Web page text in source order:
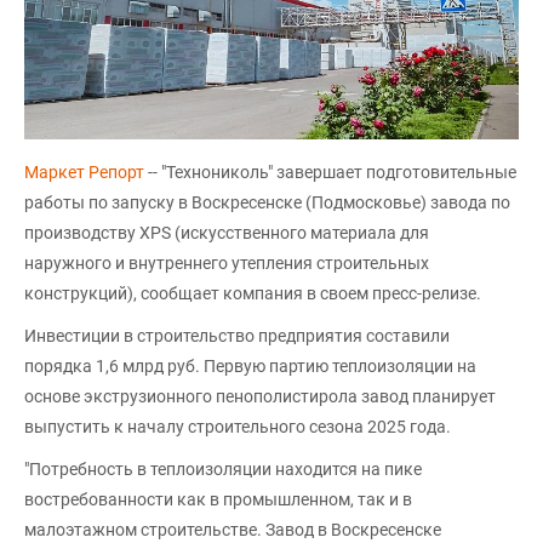
Маркет Репорт-- "Технониколь" завершает подготовительные
работы по запуску в Воскресенске (Подмосковье) завода по
производству XPS (искусственного материала для
наружного и внутреннего утепления строительных
конструкций), сообщает компания в своем пресс-релизе.
Инвестиции в строительство предприятия составили
порядка 1,6 млрд руб. Первую партию теплоизоляции на
основе экструзионного пенополистирола завод планирует
выпустить к началу строительного сезона 2025 года.
"Потребность в теплоизоляции находится на пике
востребованности как в промышленном, так и в
малоэтажном строительстве. Завод в Воскресенске